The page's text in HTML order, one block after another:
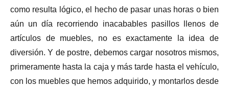
como resulta lógico, el hecho de pasar unas horas o bien
aún un día recorriendo inacabables pasillos llenos de
artículos de muebles, no es exactamente la idea de
diversión. Y de postre, debemos cargar nosotros mismos,
primeramente hasta la caja y más tarde hasta el vehículo,
con los muebles que hemos adquirido, y montarlos desde